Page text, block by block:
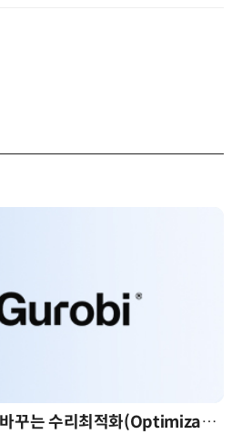
AI 시대의 의사결정을 바꾸는 수리최적화(Optimization): 실제 산업 적용 사례와 활용 전략